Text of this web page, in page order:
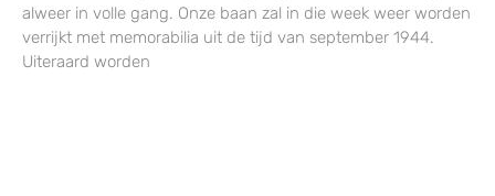
alweer in volle gang. Onze baan zal in die week weer worden
verrijkt met memorabilia uit de tijd van september 1944.
Uiteraard worden